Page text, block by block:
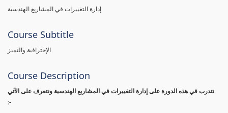
إدارة التغييرات في المشاريع الهندسية
Course Subtitle
الإحترافية والتميز
Course Description
نتدرب في هذه الدورة على إدارة التغييرات في المشاريع الهندسية ونتعرف على الآتي
:-